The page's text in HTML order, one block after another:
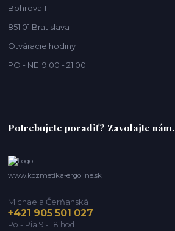
Bohrova 1
851 01 Bratislava
Otváracie hodiny
PO - NE 9:00 - 21:00
Potrebujete poradiť? Zavolajte nám.
www.kozmetika-ergoline.sk
Michaela Čerňanská
+421 905 501 027
Po - Pia 9 - 18 hod